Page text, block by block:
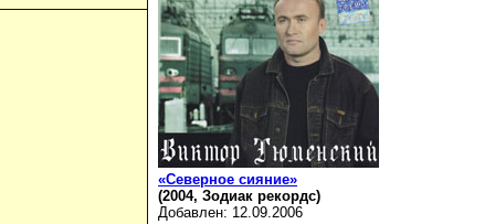
«Северное сияние»
(2004, Зодиак рекордс)
Добавлен: 12.09.2006